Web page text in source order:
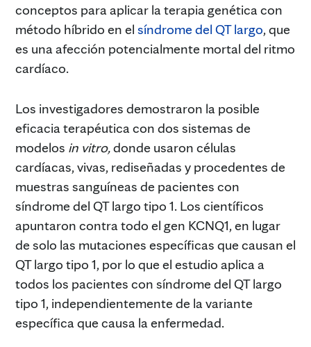
conceptos para aplicar la terapia genética con
método híbrido en el síndrome del QT largo, que
es una afección potencialmente mortal del ritmo
cardíaco.
Los investigadores demostraron la posible
eficacia terapéutica con dos sistemas de
modelos in vitro,donde usaron células
cardíacas, vivas, rediseñadas y procedentes de
muestras sanguíneas de pacientes con
síndrome del QT largo tipo 1. Los científicos
apuntaron contra todo el gen KCNQ1, en lugar
de solo las mutaciones específicas que causan el
QT largo tipo 1, por lo que el estudio aplica a
todos los pacientes con síndrome del QT largo
tipo 1, independientemente de la variante
específica que causa la enfermedad.